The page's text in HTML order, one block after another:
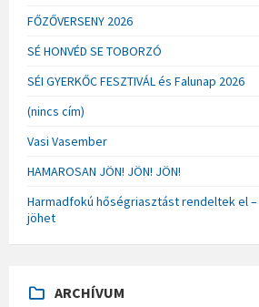
FŐZŐVERSENY 2026
SÉ HONVÉD SE TOBORZÓ
SÉI GYERKŐC FESZTIVÁL és Falunap 2026
(nincs cím)
Vasi Vasember
HAMAROSAN JÖN! JÖN! JÖN!
Harmadfokú hőségriasztást rendeltek el –
jöhet
ARCHÍVUM